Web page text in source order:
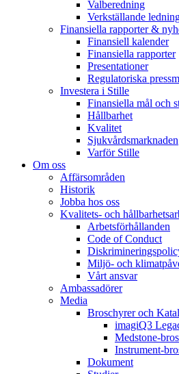
Valberedning
Verkställande
Finansiella rapporter &
Finansiell kalender
Finansiella rapporter
Presentationer
Regulatoriska
Investera i Stille
Finansiella mål och
Hållbarhet
Kvalitet
Sjukvårdsmarknaden
Varför Stille
Om oss
Affärsområden
Historik
Jobba hos oss
Kvalitets- och
Arbetsförhållanden
Code of Conduct
Miljö- och
Vårt ansvar
Ambassadörer
Media
Broschyrer och
imagiQ3
Medstone-
Instrument-
Dokument